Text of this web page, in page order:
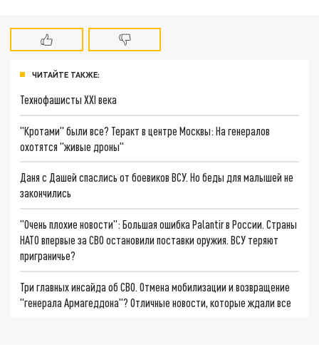
ЧИТАЙТЕ ТАКЖЕ:
Технофашисты XXI века
"Кротами" были все? Теракт в центре Москвы: На генералов
охотятся "живые дроны"
Даня с Дашей спаслись от боевиков ВСУ. Но беды для малышей не
закончились
"Очень плохие новости": Большая ошибка Palantir в России. Страны
НАТО впервые за СВО остановили поставки оружия. ВСУ теряют
приграничье?
Три главных инсайда об СВО. Отмена мобилизации и возвращение
"генерала Армагеддона"? Отличные новости, которые ждали все